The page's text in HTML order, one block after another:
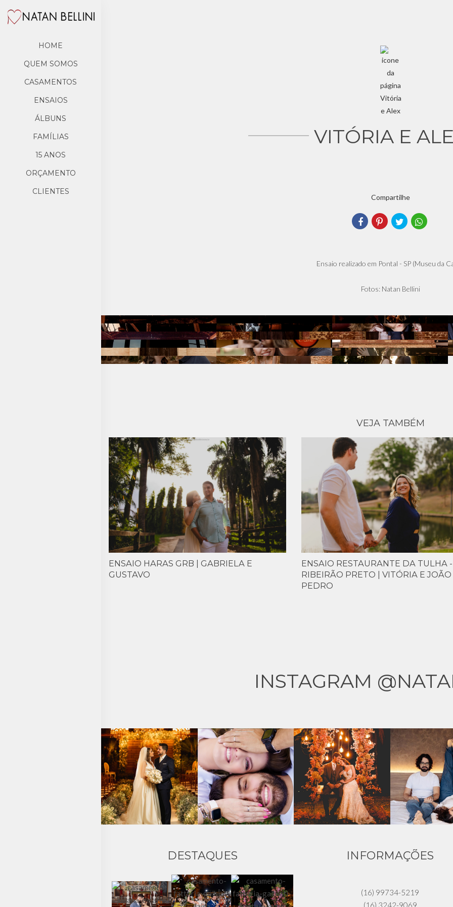
HOME
QUEM SOMOS
CASAMENTOS
ENSAIOS
ÁLBUNS
FAMÍLIAS
15 ANOS
ORÇAMENTO
CLIENTES
VITÓRIA E
Compartilhe
Ensaio realizado em Pontal - SP (Museu da
Fotos: Natan Bellini
VEJA TAMBÉM
ENSAIO HARAS GRB | GABRIELA E
GUSTAVO
ENSAIO RESTAURANTE DA TULHA -
RIBEIRÃO PRETO | VITÓRIA E JOÃO
PEDRO
INSTAGRAM
DESTAQUES INFORMAÇÕES
(16) 99734-5219
(16) 3242-9069